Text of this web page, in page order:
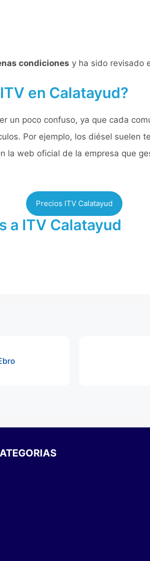
condiciones y ha sido revisado
en Calatayud?
un poco confuso, ya que cada
Por ejemplo, los diésel suelen
la web oficial de la empresa que
Precios ITV Calatayud
a ITV Calatayud